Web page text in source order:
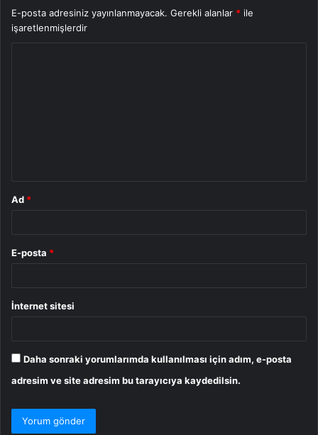
E-posta adresiniz yayınlanmayacak. Gerekli alanlar * ile
işaretlenmişlerdir
Ad *
E-posta *
İnternet sitesi
Daha sonraki yorumlarımda kullanılması için adım, e-posta
adresim ve site adresim bu tarayıcıya kaydedilsin.